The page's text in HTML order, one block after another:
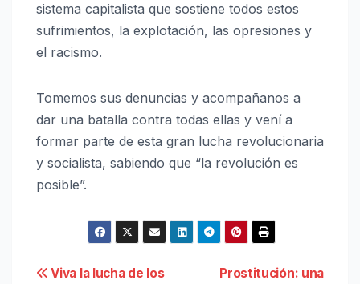
sistema capitalista que sostiene todos estos
sufrimientos, la explotación, las opresiones y
el racismo.
Tomemos sus denuncias y acompañanos a
dar una batalla contra todas ellas y vení a
formar parte de esta gran lucha revolucionaria
y socialista, sabiendo que “la revolución es
posible”.
Prostitución: una
Viva la lucha de los